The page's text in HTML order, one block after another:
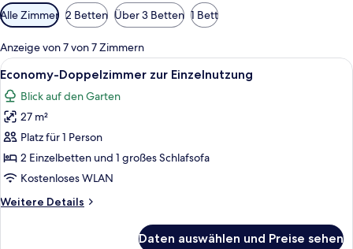
Verfügbare
Filter
für
Zimmer
Alle Zimmer 2 Betten Über 3 Betten 1 Bett
Anzeige von 7 von 7 Zimmern
Alle
Fotos
für
Economy-
Doppelzimmer
zur
Einzelnutzung
Ein Hotelzimmer mit Bett,
7
Economy-Doppelzimmer zur Einzelnutzung
Blick auf den Garten
27 m²
Platz für 1 Person
2 Einzelbetten und 1 großes Schlafsofa
Kostenloses WLAN
Weitere Details
Weitere
Daten auswählen und Preise sehen